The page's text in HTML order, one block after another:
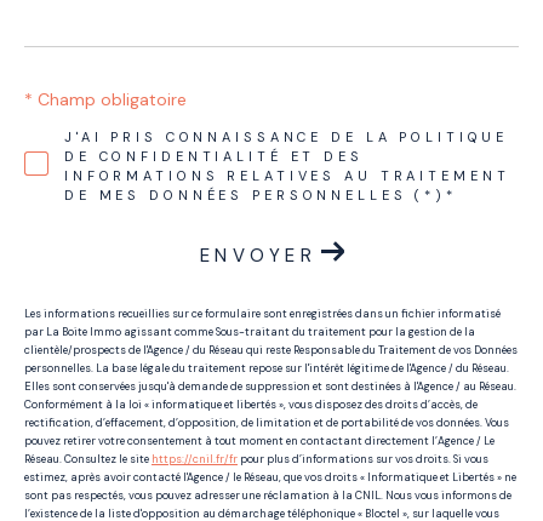
J'AI PRIS CONNAISSANCE DE LA POLITIQUE
DE CONFIDENTIALITÉ ET DES
INFORMATIONS RELATIVES AU TRAITEMENT
DE MES DONNÉES PERSONNELLES (*)*
* Champ obligatoire
ENVOYER
Les informations recueillies sur ce formulaire sont enregistrées dans un fichier informatisé
par La Boite Immo agissant comme Sous-traitant du traitement pour la gestion de la
clientèle/prospects de l'Agence / du Réseau qui reste Responsable du Traitement de vos Données
personnelles. La base légale du traitement repose sur l'intérêt légitime de l'Agence / du Réseau.
Elles sont conservées jusqu'à demande de suppression et sont destinées à l'Agence / au Réseau.
Conformément à la loi « informatique et libertés », vous disposez des droits d’accès, de
rectification, d’effacement, d’opposition, de limitation et de portabilité de vos données. Vous
pouvez retirer votre consentement à tout moment en contactant directement l’Agence / Le
Réseau. Consultez le site https://cnil.fr/fr pour plus d’informations sur vos droits. Si vous
estimez, après avoir contacté l'Agence / le Réseau, que vos droits « Informatique et Libertés » ne
sont pas respectés, vous pouvez adresser une réclamation à la CNIL. Nous vous informons de
l’existence de la liste d'opposition au démarchage téléphonique « Bloctel », sur laquelle vous